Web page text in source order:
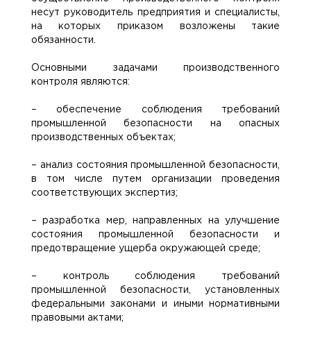
несут руководитель предприятия и специалисты,
на которых приказом возложены такие
обязанности.
Основными задачами производственного
контроля являются:
– обеспечение соблюдения требований
промышленной безопасности на опасных
производственных объектах;
– анализ состояния промышленной безопасности,
в том числе путем организации проведения
соответствующих экспертиз;
– разработка мер, направленных на улучшение
состояния промышленной безопасности и
предотвращение ущерба окружающей среде;
– контроль соблюдения требований
промышленной безопасности, установленных
федеральными законами и иными нормативными
правовыми актами;